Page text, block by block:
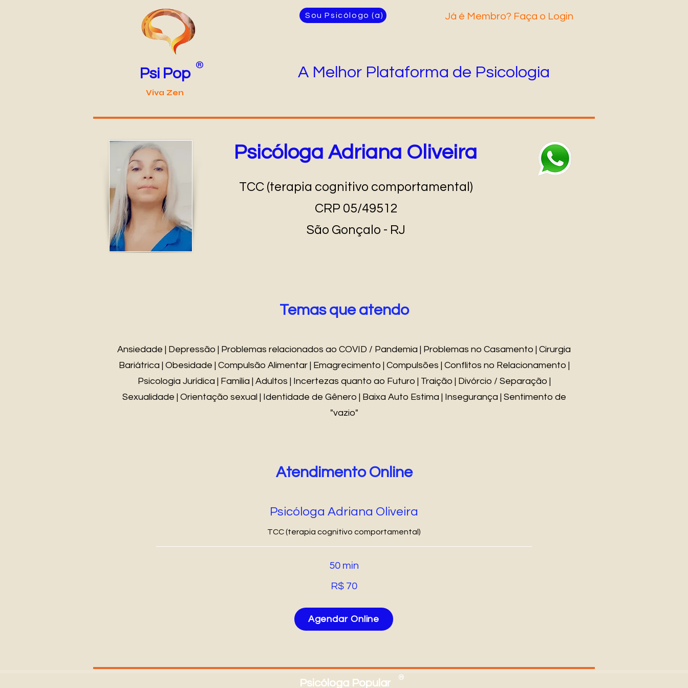
Psi Pop
®
Viva Zen
Sou Psicólogo (a) Já é Membro? Faça o Login
A Melhor Plataforma de Psicologia
Psicóloga Adriana Oliveira
CRP 05/49512
São Gonçalo - RJ
TCC (terapia cognitivo comportamental)
Temas que atendo
Ansiedade | Depressão | Problemas relacionados ao COVID / Pandemia | Problemas no Casamento | Cirurgia
Bariátrica | Obesidade | Compulsão Alimentar | Emagrecimento | Compulsões | Conflitos no Relacionamento |
Psicologia Jurídica | Família | Adultos | Incertezas quanto ao Futuro | Traição | Divórcio / Separação |
Sexualidade | Orientação sexual | Identidade de Gênero | Baixa Auto Estima | Insegurança | Sentimento de
"vazio"
Atendimento Online
Psicóloga Adriana Oliveira
TCC (terapia cognitivo comportamental)
50 min
R$ 70
Agendar Online
Psicóloga Popular ®